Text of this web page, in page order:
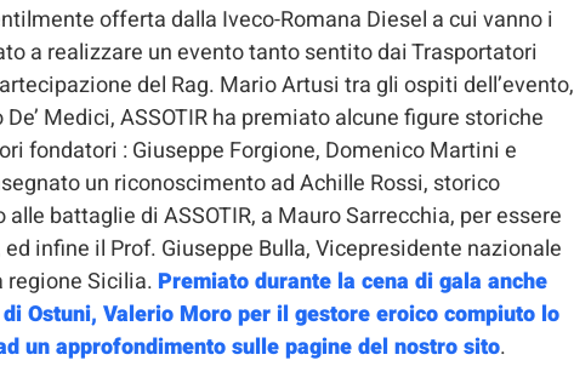
offerta dalla Iveco-Romana Diesel a cui vanno i
a realizzare un evento tanto sentito dai Trasportatori
del Rag. Mario Artusi tra gli ospiti dell’evento,
Medici, ASSOTIR ha premiato alcune figure storiche
fondatori : Giuseppe Forgione, Domenico Martini e
un riconoscimento ad Achille Rossi, storico
battaglie di ASSOTIR, a Mauro Sarrecchia, per essere
infine il Prof. Giuseppe Bulla, Vicepresidente nazionale
regione Sicilia. Premiato durante la cena di gala anche
Ostuni, Valerio Moro per il gestore eroico compiuto lo
un approfondimento sulle pagine del nostro sito.